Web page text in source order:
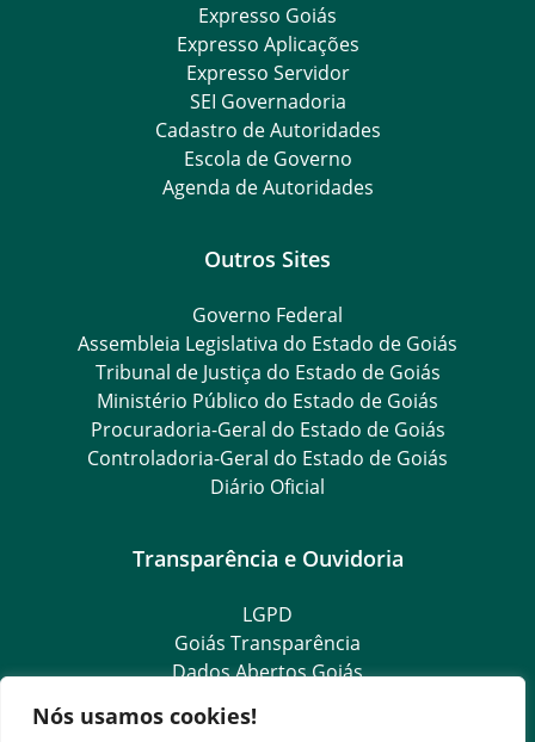
Nós usamos cookies!
Expresso Goiás
Expresso Aplicações
Expresso Servidor
SEI Governadoria
Cadastro de Autoridades
Escola de Governo
Agenda de Autoridades
Outros Sites
Governo Federal
Assembleia Legislativa do Estado de Goiás
Tribunal de Justiça do Estado de Goiás
Ministério Público do Estado de Goiás
Procuradoria-Geral do Estado de Goiás
Controladoria-Geral do Estado de Goiás
Diário Oficial
Transparência e Ouvidoria
LGPD
Goiás Transparência
Dados Abertos Goiás
Ouvidoria Geral